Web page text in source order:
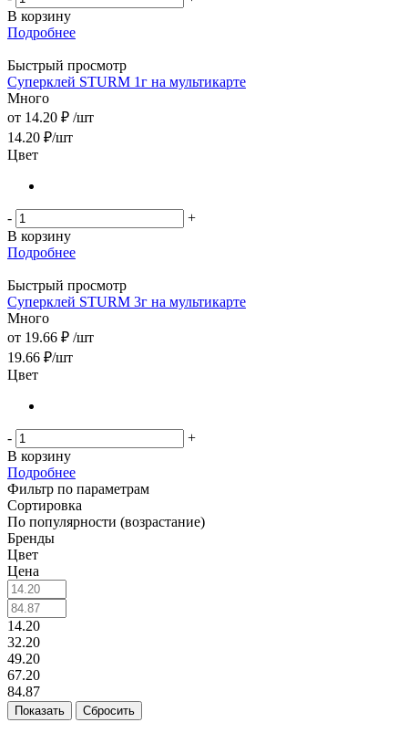
В корзину
Подробнее
Быстрый просмотр
Суперклей STURM 1г на мультикарте
Много
от 14.20 ₽ /шт
14.20 ₽/шт
Цвет
-
+
В корзину
Подробнее
Быстрый просмотр
Суперклей STURM 3г на мультикарте
Много
от 19.66 ₽ /шт
19.66 ₽/шт
Цвет
-
+
В корзину
Подробнее
Фильтр по параметрам
Сортировка
По популярности (возрастание)
Бренды
Цвет
Цена
14.20
32.20
49.20
67.20
84.87
Сбросить